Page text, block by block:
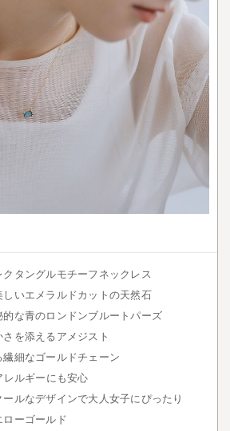
クタングルモチーフネックレス
しいエメラルドカットの天然石
的な青のロンドンブルートパーズ
を添えるアメジスト
繊細なゴールドチェーン
レルギーにも安心
ールなデザインで大人女子にぴったり
ローゴールド